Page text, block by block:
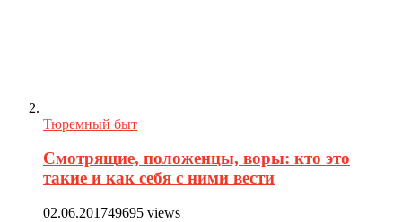
Тюремный быт
Смотрящие, положенцы, воры: кто это
такие и как себя с ними вести
02.06.201749695 views